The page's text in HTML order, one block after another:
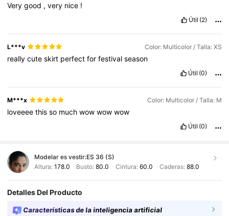
Verygood ,very nice !
Útil (2)
L***v Color: Multicolor / Talla: XS
reallycuteskirt perfectforfestivalseason
Útil (0)
M***x Color: Multicolor / Talla: M
loveeeethisso muchwowwowwow
Útil (0)
Modelar es vestir:ES 36 (S)
Altura: 178.0 Busto:80.0 Cintura: 60.0 Caderas: 88.0
Detalles Del Producto
Características de la inteligencia artificial